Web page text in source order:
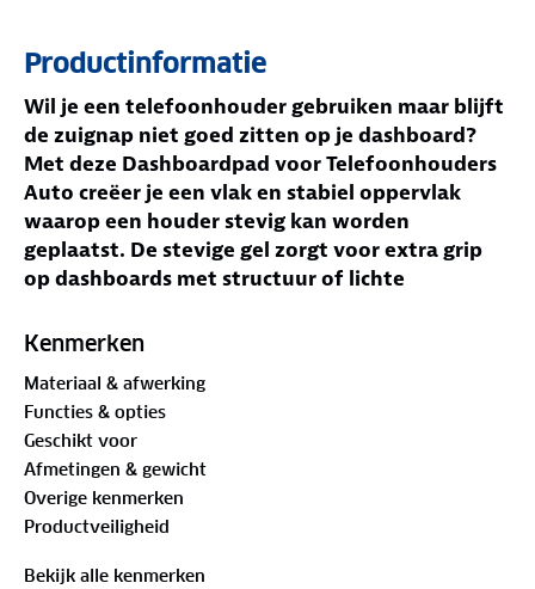
Productinformatie
Wil je een telefoonhouder gebruiken maar blijft
de zuignap niet goed zitten op je dashboard?
Met deze Dashboardpad voor Telefoonhouders
Auto creëer je een vlak en stabiel oppervlak
waarop een houder stevig kan worden
geplaatst. De stevige gel zorgt voor extra grip
op dashboards met structuur of lichte
Telefoonhouders Auto
Extra grip– Zorgt voor een stabiele basis voor
een telefoonhouder met zuignap.
Stevige gel– Hecht goed op dashboards met
structuur of lichte rondingen.
Geschikt voor telefoonhouders
Kenmerken
Materiaal & afwerking
Functies & opties
Geschikt voor
Afmetingen & gewicht
Overige kenmerken
Productveiligheid
Bekijk alle kenmerken